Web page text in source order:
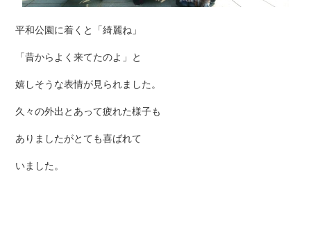
平和公園に着くと「綺麗ね」
「昔からよく来てたのよ」と
嬉しそうな表情が見られました。
久々の外出とあって疲れた様子も
ありましたがとても喜ばれて
いました。